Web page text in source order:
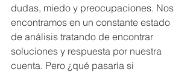
dudas, miedo y preocupaciones. Nos
encontramos en un constante estado
de análisis tratando de encontrar
soluciones y respuesta por nuestra
cuenta. Pero ¿qué pasaría si